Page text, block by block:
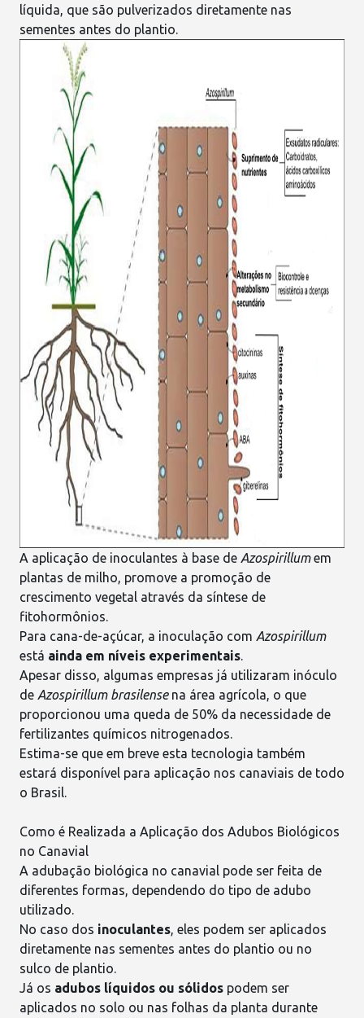
líquida, que são pulverizados diretamente nas
sementes antes do plantio.
A aplicação de inoculantes à base de Azospirillumem
plantas de milho, promove a promoção de
crescimento vegetal através da síntese de
fitohormônios.
Para cana-de-açúcar, a inoculação com Azospirillum
está ainda em níveis experimentais.
Apesar disso, algumas empresas já utilizaram inóculo
de Azospirillum brasilensena área agrícola, o que
proporcionou uma queda de 50% da necessidade de
fertilizantes químicos nitrogenados.
Estima-se que em breve esta tecnologia também
estará disponível para aplicação nos canaviais de todo
o Brasil.
Como é Realizada a Aplicação dos Adubos Biológicos
no Canavial
A adubação biológica no canavial pode ser feita de
diferentes formas, dependendo do tipo de adubo
utilizado.
No caso dos inoculantes, eles podem ser aplicados
diretamente nas sementes antes do plantio ou no
sulco de plantio.
Já os adubos líquidos ou sólidos podem ser
aplicados no solo ou nas folhas da planta durante